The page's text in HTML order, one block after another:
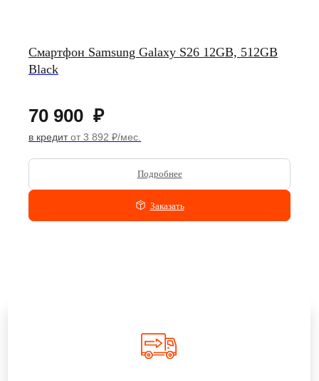
Смартфон Samsung Galaxy S26 12GB, 512GB
Black
70 900 ₽
в кредитот 3 892 ₽/мес.
Подробнее
Заказать